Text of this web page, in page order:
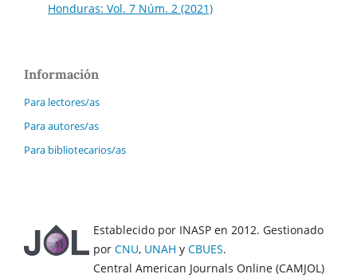
Honduras: Vol. 7 Núm. 2 (2021)
Información
Para lectores/as
Para autores/as
Para bibliotecarios/as
Establecido por INASP en 2012. Gestionado
por CNU, UNAH y CBUES.
Central American Journals Online (CAMJOL)